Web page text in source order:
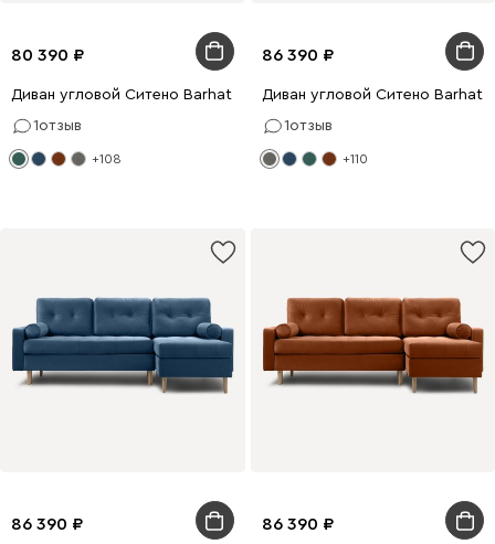
80 390
Диван угловой Ситено Barhat Emerald
1отзыв
+108
86 390
Диван угловой Ситено Barhat
1отзыв
+110
86 390 86 390